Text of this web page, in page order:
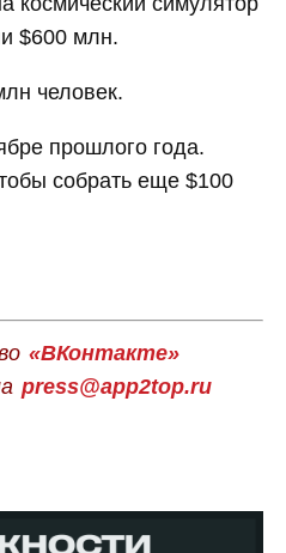
$600 млн.
человек.
прошлого года.
собрать еще $100
«ВКонтакте»
press@app2top.ru